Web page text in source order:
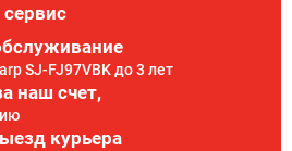
SJ-FJ97VBK до 3 лет
наш счет,
курьера